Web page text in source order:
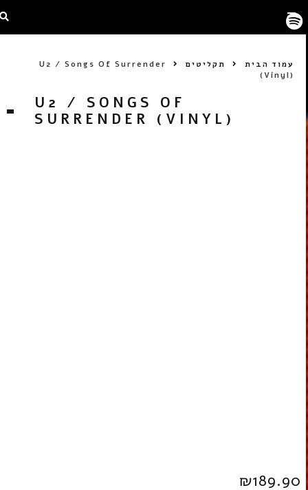
עמוד הבית תקליטים
U2 / Songs Of Surrender
(Vinyl)
U2 / SONGS OF
SURRENDER (VINYL)
₪189.90